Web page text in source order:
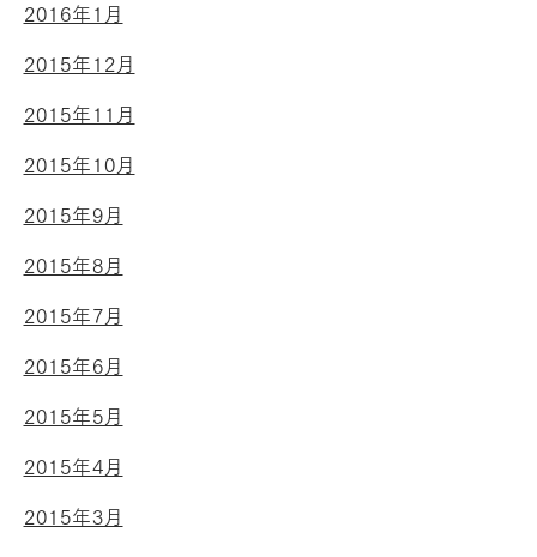
2016年1月
2015年12月
2015年11月
2015年10月
2015年9月
2015年8月
2015年7月
2015年6月
2015年5月
2015年4月
2015年3月